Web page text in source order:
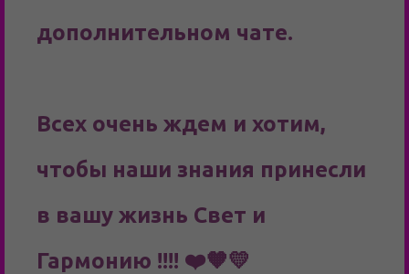
дополнительном чате.
Всех очень ждем и хотим,
чтобы наши знания принесли
в вашу жизнь Свет и
Гармонию !!!! ❤️🧡💛